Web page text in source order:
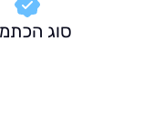
סוג הכתמים